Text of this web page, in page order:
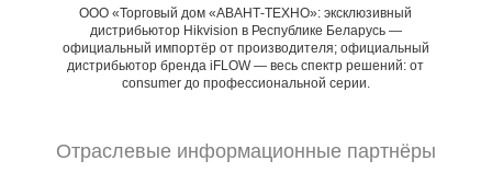
ООО «Торговый дом «АВАНТ-ТЕХНО»: эксклюзивный
дистрибьютор Hikvision в Республике Беларусь —
официальный импортёр от производителя; официальный
дистрибьютор бренда iFLOW — весь спектр решений: от
consumer до профессиональной серии.
Отраслевые информационные партнёры